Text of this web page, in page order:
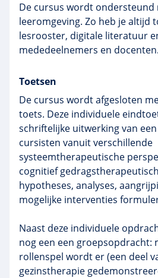
De cursus wordt ondersteund
leeromgeving. Zo heb je altijd
lesrooster, digitale literatuur
mededeelnemers en docenten.
Toetsen
De cursus wordt afgesloten
toets. Deze individuele
schriftelijke uitwerking van
cursisten vanuit verschillende
systeemtherapeutische
cognitief
hypotheses, analyses,
mogelijke interventies
Naast deze individuele
nog een een groepsopdracht:
rollenspel wordt er (een deel
gezinstherapie